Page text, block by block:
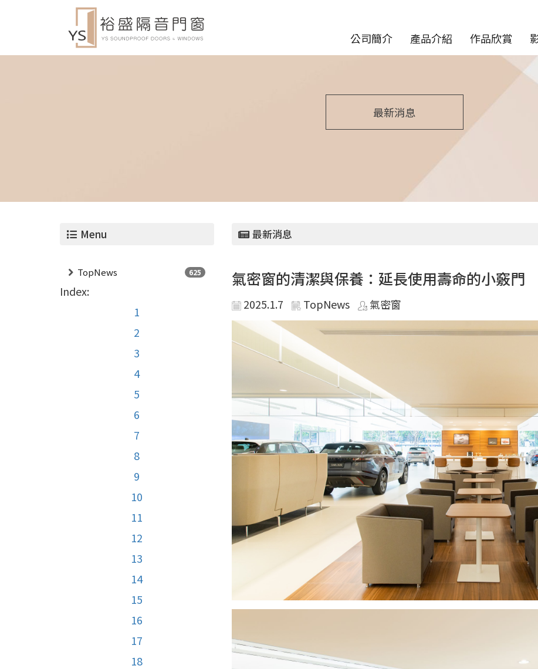
公司簡介 產品介紹 作品欣賞
最新消息
Menu
TopNews 625
Index:
1
2
3
4
5
6
7
8
9
10
11
12
13
14
15
16
17
18
最新消息
氣密窗的清潔與保養：延長使用壽命的小竅門
2025.1.7 TopNews 氣密窗